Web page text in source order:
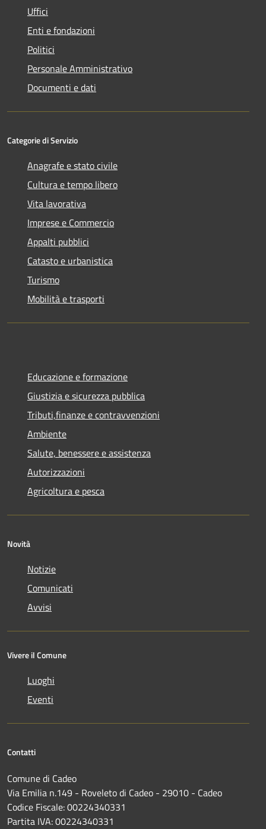
Uffici
Enti e fondazioni
Politici
Personale Amministrativo
Documenti e dati
Categorie di Servizio
Anagrafe e stato civile
Cultura e tempo libero
Vita lavorativa
Imprese e Commercio
Appalti pubblici
Catasto e urbanistica
Turismo
Mobilità e trasporti
Educazione e formazione
Giustizia e sicurezza pubblica
Tributi,finanze e contravvenzioni
Ambiente
Salute, benessere e assistenza
Autorizzazioni
Agricoltura e pesca
Novità
Notizie
Comunicati
Avvisi
Vivere il Comune
Luoghi
Eventi
Contatti
Comune di Cadeo
Via Emilia n.149 - Roveleto di Cadeo - 29010 - Cadeo
Codice Fiscale: 00224340331
Partita IVA: 00224340331